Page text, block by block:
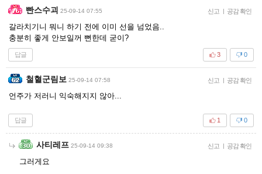
빤스수괴 25-09-14 07:55 신고 | 공감 확인
갈라치기니 뭐니 하기 전에 이미 선을 넘었음..
충분히 좋게 안보일꺼 뻔한데 굳이?
답글 0
3
철혈군림보 25-09-14 07:58 신고 | 공감 확인
언주가 저러니 익숙해지지 않아...
답글 0
1
사티레프 25-09-14 09:38 신고 | 공감 확인
그러게요